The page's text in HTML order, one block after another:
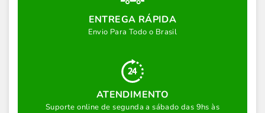
ENTREGA RÁPIDA
Envio Para Todo o Brasil
ATENDIMENTO
Suporte online de segunda a sábado das 9hs às